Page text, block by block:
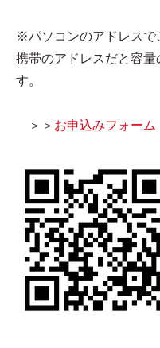
※パソコンのアドレスで
携帯のアドレスだと容
す。
＞＞ お申込みフォーム